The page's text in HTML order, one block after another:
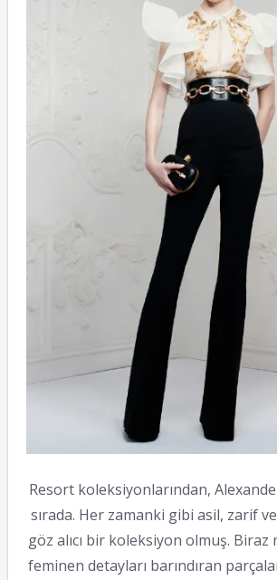
Resort koleksiyonlarından,
sırada. Her zamanki gibi asil, zarif
göz alıcı bir koleksiyon olmuş.
feminen detayları barındıran